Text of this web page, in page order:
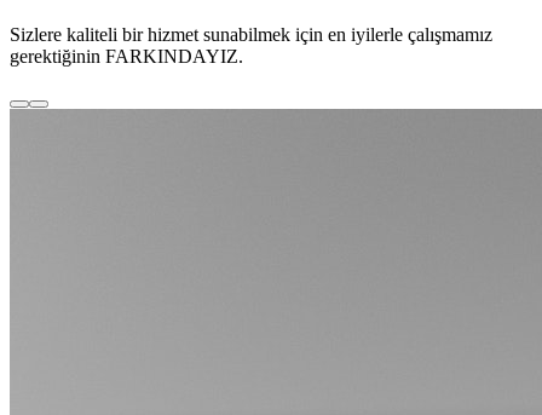
Sizlere kaliteli bir hizmet sunabilmek için en iyilerle çalışmamız
gerektiğinin FARKINDAYIZ.